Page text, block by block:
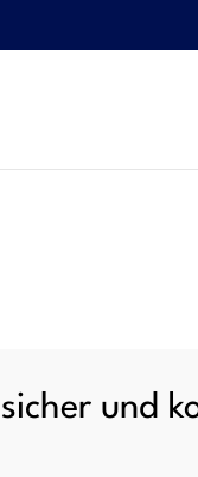
und